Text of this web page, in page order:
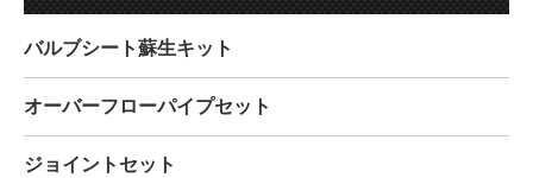
バルブシート蘇生キット
オーバーフローパイプセット
ジョイントセット